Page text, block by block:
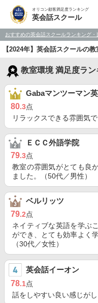
オリコン顧客満足度ランキング
英会話スクール
おすすめの英会話スクールランキング・
【2024年】英会話スクールの
教室環境 満足度ラン
Gabaマンツーマン
80.3点
リラックスできる雰囲気
ＥＣＣ外語学院
79.3点
教室の雰囲気がとても良
ました。（50代／男性）
ベルリッツ
79.2点
ネイティブな英語を学ぶ
ができ、とても効率よく
（30代／女性）
英会話イーオン
78.1点
話をしやすい良い感じが